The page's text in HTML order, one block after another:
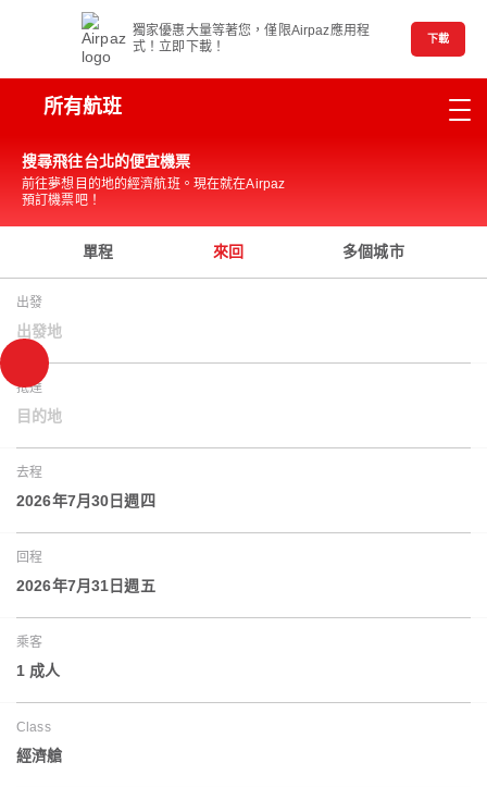
獨家優惠大量等著您，僅限Airpaz應用程
式！立即下載！
下載
所有航班
搜尋飛往台北的便宜機票
前往夢想目的地的經濟航班。現在就在Airpaz
預訂機票吧！
單程 來回 多個城市
出發
出發地
抵達
目的地
去程
2026年7月30日週四
回程
2026年7月31日週五
乘客
1 成人
Class
經濟艙